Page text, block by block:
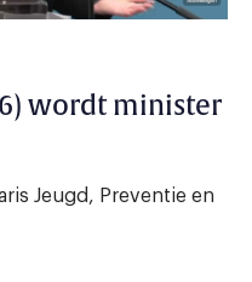
wordt minister
Jeugd, Preventie en